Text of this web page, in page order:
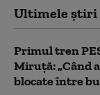
Ultimele știri
Primul tren
Miruță: „Când
blocate între